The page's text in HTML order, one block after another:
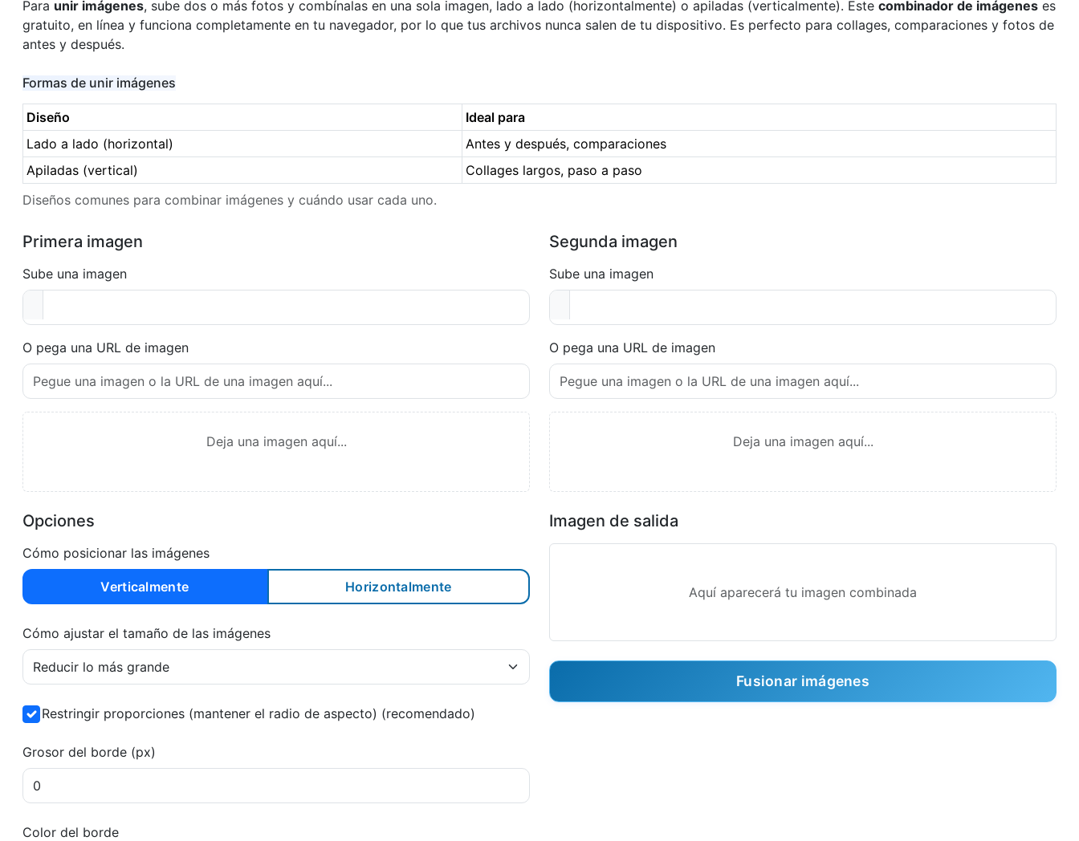
Para unir imágenes, sube dos o más fotos y combínalas en una sola imagen, lado a lado (horizontalmente) o apiladas (verticalmente). Este combinador de imágenes es
gratuito, en línea y funciona completamente en tu navegador, por lo que tus archivos nunca salen de tu dispositivo. Es perfecto para collages, comparaciones y fotos de
antes y después.
Formas de unir imágenes
Diseño
Ideal para
Lado a lado (horizontal)
Antes y después, comparaciones
Apiladas (vertical)
Collages largos, paso a paso
Diseños comunes para combinar imágenes y cuándo usar cada uno.
Primera imagen
Sube una imagen
O pega una URL de imagen
Deja una imagen aquí...
Segunda imagen
Sube una imagen
O pega una URL de imagen
Deja una imagen aquí...
Opciones
Cómo posicionar las imágenes
Verticalmente Horizontalmente
Cómo ajustar el tamaño de las imágenes
Restringir proporciones (mantener el radio de aspecto) (recomendado)
Grosor del borde (px)
Color del borde
Imagen de salida
Aquí aparecerá tu imagen combinada
Fusionar imágenes